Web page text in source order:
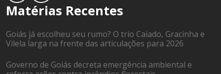
Matérias Recentes
Goiás já escolheu seu rumo? O trio Caiado, Gracinha e
Vilela larga na frente das articulações para 2026
Governo de Goiás decreta emergência ambiental e